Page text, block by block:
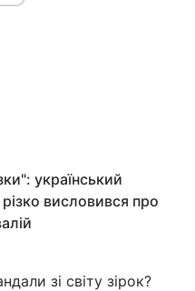
український
висловився про
зі світу зірок?